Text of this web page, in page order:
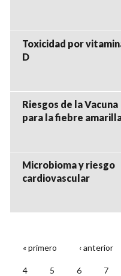
Toxicidad por
D
Riesgos de la Vacuna
para la fiebre
Microbioma y riesgo
cardiovascular
PÁGINAS
« primero ‹ anterior
4 5 6 7